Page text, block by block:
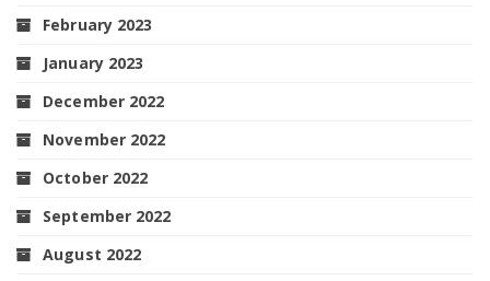
February 2023
January 2023
December 2022
November 2022
October 2022
September 2022
August 2022